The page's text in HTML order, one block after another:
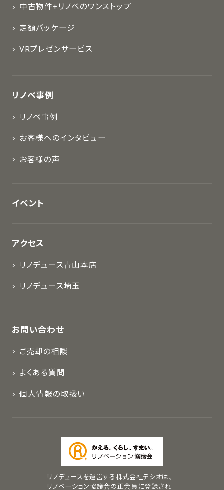
中古物件+リノベのワンストップ
定額パッケージ
VRプレゼンサービス
リノベ事例
リノベ事例
お客様へのインタビュー
お客様の声
イベント
アクセス
リノデュース青山本店
リノデュース埼玉
お問い合わせ
ご売却の相談
よくある質問
個人情報の取扱い
リノデュースを運営する株式会社テシオは、
リノベーション協議会の正会員に登録され